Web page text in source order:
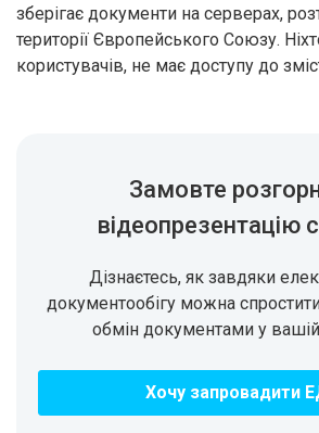
зберігає документи на серверах,
території Європейського Союзу.
користувачів, не має доступу до
Замовте
відеопрезентацію
Дізнаєтесь, як завдяки
документообігу можна
обмін документами у
Хочу запровадити